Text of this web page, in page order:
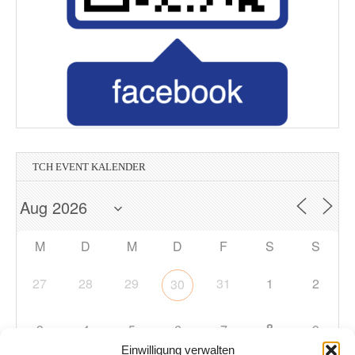
Einwilligung verwalten
TCH EVENT KALENDER
M D M D F S S
27 28 29 30 31 1 2
3 4 5 6 7 8 9